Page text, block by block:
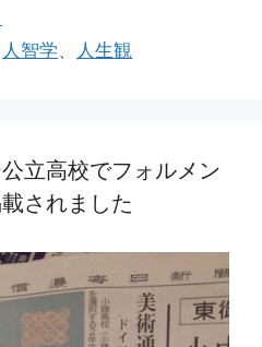
人智学、 人生観
立高校でフォルメン
されました